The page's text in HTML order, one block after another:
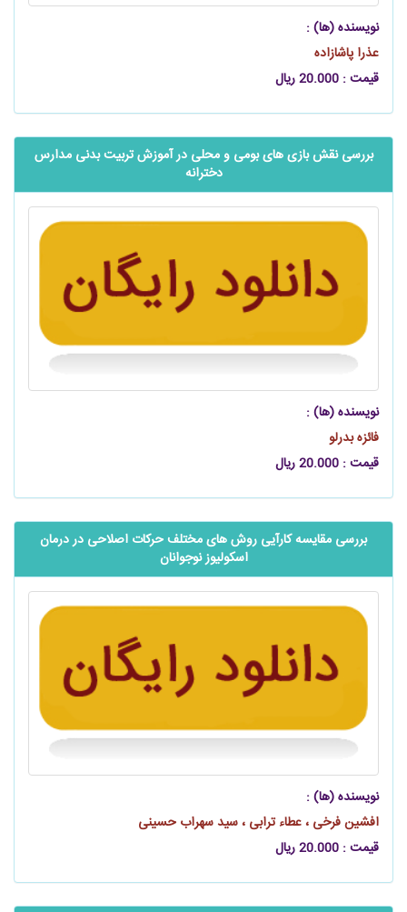
نویسنده (ها) :
عذرا پاشازاده
قیمت : 20.000 ریال
بررسی نقش بازی های بومی و محلی در آموزش تربیت بدنی مدارس
دخترانه
نویسنده (ها) :
فائزه بدرلو
قیمت : 20.000 ریال
بررسی مقایسه کارآیی روش ‌های مختلف حرکات اصلاحی در درمان
اسکولیوز نوجوانان
نویسنده (ها) :
افشین فرخی ، عطاء ترابی ، سید سهراب حسینی
قیمت : 20.000 ریال